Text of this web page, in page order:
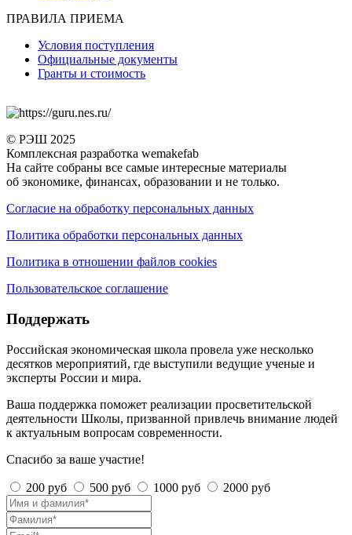
ПРАВИЛА ПРИЕМА
Условия поступления
Официальные документы
Гранты и стоимость
© РЭШ 2025
Комплексная разработка wemakefab
На сайте собраны все самые интересные материалы
об экономике, финансах, образовании и не только.
Согласие на обработку персональных данных
Политика обработки персональных данных
Политика в отношении файлов cookies
Пользовательское соглашение
Поддержать
Российская экономическая школа провела уже несколько
десятков мероприятий, где выступили ведущие ученые и
эксперты России и мира.
Ваша поддержка поможет реализации просветительской
деятельности Школы, призванной привлечь внимание людей
к актуальным вопросам современности.
Спасибо за ваше участие!
200 руб 500 руб 1000 руб 2000 руб